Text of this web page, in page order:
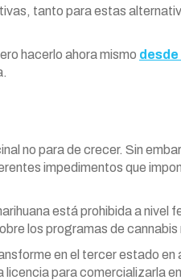
tanto para estas
hacerlo ahora mismo
no para de crecer. Sin
impedimentos que
está prohibida a nivel
los programas de
en el tercer estado
para comercializarla